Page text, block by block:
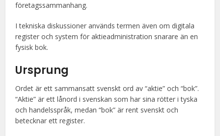
företagssammanhang.
I tekniska diskussioner används termen även om digitala
register och system för aktieadministration snarare än en
fysisk bok.
Ursprung
Ordet är ett sammansatt svenskt ord av “aktie” och “bok”.
“Aktie” är ett lånord i svenskan som har sina rötter i tyska
och handelsspråk, medan “bok” är rent svenskt och
betecknar ett register.